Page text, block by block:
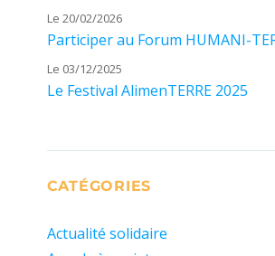
Le 20/02/2026
Participer au Forum HUMANI-
Le 03/12/2025
Le Festival AlimenTERRE 2025
CATÉGORIES
Actualité solidaire